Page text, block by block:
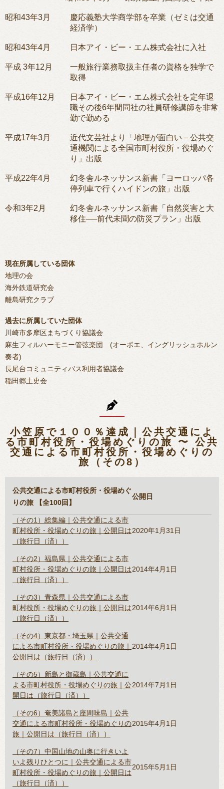
昭和43年3月
慶応義塾大学商学部を卒業（ゼミは交通
経済学）
昭和43年4月 日本アイ・ビー・エム株式会社に入社
平成 3年12月
一般旅行業務取扱主任者の資格を独学で
取得
平成16年12月
日本アイ・ビー・エム株式会社を定年退
職その後6年間同社の社員研修講師を非常
勤で勤める
平成17年3月
近代文芸社より「地理が面白い－公共交
通機関による全国市町村役所・役場めぐ
り」出版
平成22年4月
幻冬舎ルネッサンス新書「ヨーロッパ各
停列車で行くハイドンの旅」出版
令和3年2月
幻冬舎ルネッサンス新書「自然災害と大
移住──前代未聞の防災プラン」出版
現在所属している団体
地理の会
海外鉄道研究会
離島研究クラブ
過去に所属していた団体
川崎市多摩区まちづくり協議会
麻生フィルハーモニー管弦楽団 (オーボエ、イングリッシュホルン
奏者)
長尾台コミュニティバス利用者協議会
稲田郷土史会
小笠原で１００％達成｜公共交通によ
る市町村役所・役場めぐりの旅 〜 公共
交通による市町村役所・役場めぐりの
旅（その8）
公共交通による市町村役所・役場めぐ
りの旅 【全100回】
公開日
（その1）総集編｜公共交通による市
町村役所・役場めぐりの旅｜公開日は
（旅行日（済））
2020年1月31日
（その2）福島県｜公共交通による市
町村役所・役場めぐりの旅｜公開日は
（旅行日（済））
2014年4月1日
（その3）青森県｜公共交通による市
町村役所・役場めぐりの旅｜公開日は
（旅行日（済））
2014年6月1日
（その4）東京都・埼玉県｜公共交通
による市町村役所・役場めぐりの旅｜
公開日は（旅行日（済））
2014年4月1日
（その5）新島と御蔵島｜公共交通に
よる市町村役所・役場めぐりの旅｜公
開日は（旅行日（済））
2014年7月1日
（その6）奄美諸島と座間味島｜公共
交通による市町村役所・役場めぐりの
旅｜公開日は（旅行日（済））
2015年4月1日
（その7）中国山地の山奥に行きいよ
いよ残りひとつに｜公共交通による市
町村役所・役場めぐりの旅｜公開日は
（旅行日（済））
2015年5月1日